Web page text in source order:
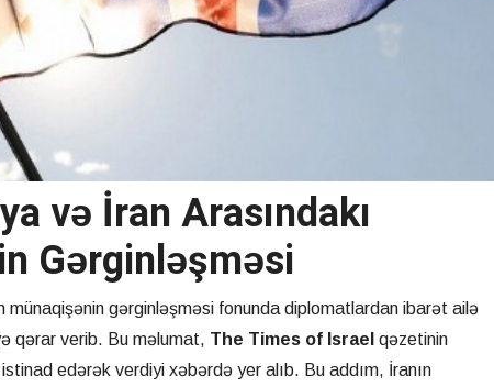
və İran Arasındakı
Gərginləşməsi
münaqişənin gərginləşməsi fonunda diplomatlardan ibarət ailə
qərar verib. Bu məlumat, The Times of Israel qəzetinin
edərək verdiyi xəbərdə yer alıb. Bu addım, İranın